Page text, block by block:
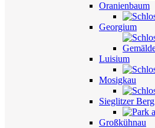
Oranienbaum
Georgium
Luisium
Mosigkau
Sieglitzer Berg
Großkühnau